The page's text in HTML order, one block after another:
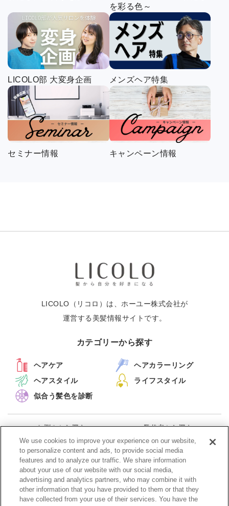
を彩る色～
LICOLO部 大変身企画 メンズヘア特集
セミナー情報 キャンペーン情報
LICOLO（リコロ）は、ホーユー株式会社が
運営する美髪情報サイトです。
カテゴリーから探す
ヘアケア
ヘアカラーリング
ヘアスタイル
ライフスタイル
似合う髪色を診断
お悩みから探す
監修者から探す
メルマガ配信停止
We use cookies to improve your experience on our website,
to personalize content and ads, to provide social media
features and to analyze our traffic. We share information
about your use of our website with our social media,
advertising and analytics partners, who may combine it with
other information that you have provided to them or that they
have collected from your use of their services. You have the